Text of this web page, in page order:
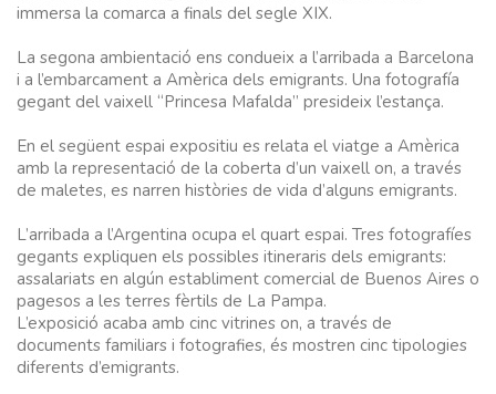
immersa la comarca a finals del segle XIX.
La segona ambientació ens condueix a l’arribada a Barcelona
i a l’embarcament a Amèrica dels emigrants. Una fotografía
gegant del vaixell “Princesa Mafalda” presideix l’estança.
En el següent espai expositiu es relata el viatge a Amèrica
amb la representació de la coberta d’un vaixell on, a través
de maletes, es narren històries de vida d’alguns emigrants.
L’arribada a l’Argentina ocupa el quart espai. Tres fotografíes
gegants expliquen els possibles itineraris dels emigrants:
assalariats en algún establiment comercial de Buenos Aires o
pagesos a les terres fèrtils de La Pampa.
L’exposició acaba amb cinc vitrines on, a través de
documents familiars i fotografies, és mostren cinc tipologies
diferents d’emigrants.